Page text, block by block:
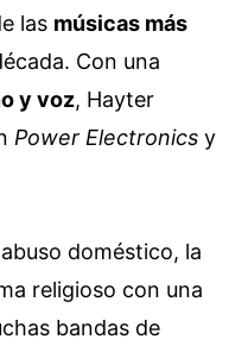
las músicas más
Con una
y voz, Hayter
Power Electronics y
doméstico, la
religioso con una
bandas de